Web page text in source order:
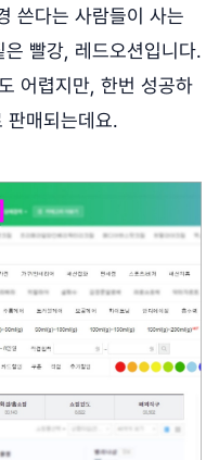
쓴다는 사람들이 사는
빨강, 레드오션입니다.
어렵지만, 한번 성공하
판매되는데요.